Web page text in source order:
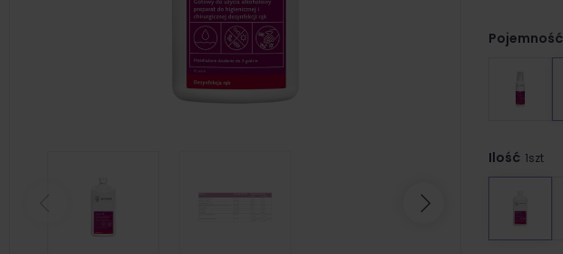
Poprzedni Następny
Pojemność
Ilość 1szt